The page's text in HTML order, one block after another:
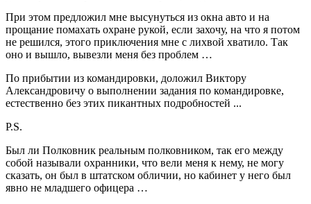
При этом предложил мне высунуться из окна авто и на
прощание помахать охране рукой, если захочу, на что я потом
не решился, этого приключения мне с лихвой хватило. Так
оно и вышло, вывезли меня без проблем …
По прибытии из командировки, доложил Виктору
Александровичу о выполнении задания по командировке,
естественно без этих пикантных подробностей ...
P.S.
Был ли Полковник реальным полковником, так его между
собой называли охранники, что вели меня к нему, не могу
сказать, он был в штатском обличии, но кабинет у него был
явно не младшего офицера …